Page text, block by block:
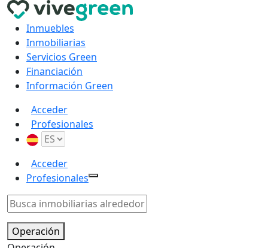
Inmuebles
Inmobiliarias
Servicios Green
Financiación
Información Green
Acceder
Profesionales
Acceder
Profesionales
Operación